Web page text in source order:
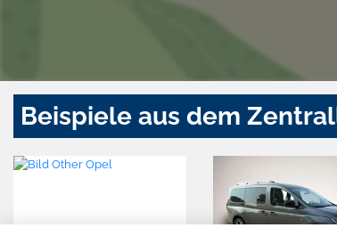
Beispiele aus dem